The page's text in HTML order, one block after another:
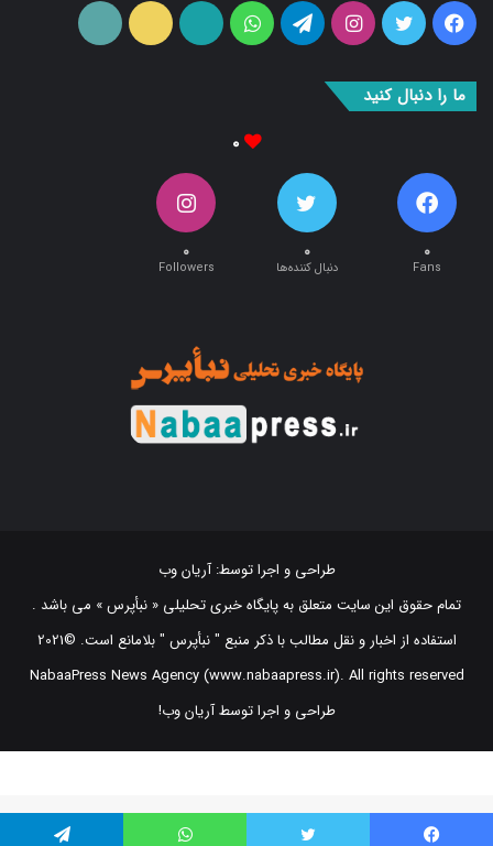
فیس
توییتر اینستاگرامتلگرام واتس
آپارات ایتا
ما را دنبال کنید
۰
۰
Fans
۰
دنبال کننده‌ها
۰
Followers
طراحی و اجرا توسط:آریان وب
تمام حقوق این سایت متعلق به پایگاه خبری تحلیلی « نبأپرس » می باشد .
استفاده از اخبار و نقل مطالب با ذکر منبع "‌ نبأپرس " بلامانع است. ©2021
NabaaPress News Agency (www.nabaapress.ir). All rights reserved
طراحی و اجرا توسط آریان وب!